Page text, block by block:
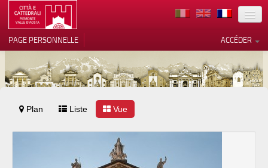
TERRITOIRE
ARCHITECTURE
MUSÉES
ITINÉRAIRES
ACCÉDER
PAGE PERSONNELLE
Plan Liste Vue
Notification lors de la collecte
Vos choix en matière de
confidentialité